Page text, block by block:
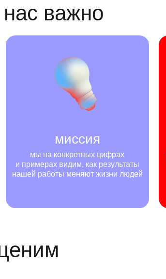
важно
миссия
мы на конкретных цифрах
и примерах видим, как результаты
нашей работы меняют жизни людей